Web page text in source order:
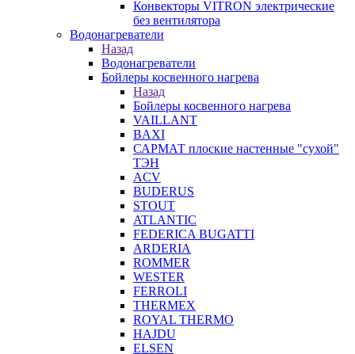
Конвекторы VITRON электрические
без вентилятора
Водонагреватели
Назад
Водонагреватели
Бойлеры косвенного нагрева
Назад
Бойлеры косвенного нагрева
VAILLANT
BAXI
САРМАТ плоские настенные "сухой"
ТЭН
ACV
BUDERUS
STOUT
ATLANTIC
FEDERICA BUGATTI
ARDERIA
ROMMER
WESTER
FERROLI
THERMEX
ROYAL THERMO
HAJDU
ELSEN